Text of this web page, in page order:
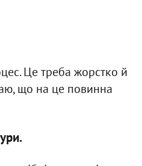
Це треба жорстко й
що на це повинна